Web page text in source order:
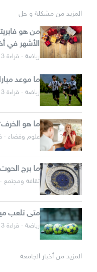
المزيد من مشكلة و حل
من هو
الأشهر في
رياضة · قراءة 3 دقائق
ما موعد
رياضة · قراءة 3 دقائق
ما هو
علوم وفضاء · قراءة
ما برج
ثقافة ومجتمع ·
متى تلعب
رياضة · قراءة 3 دقائق
المزيد من أخبار الجامعة